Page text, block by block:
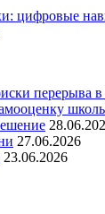
перерыва в
27.06.2026
23.06.2026